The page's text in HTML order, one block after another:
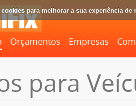
para melhorar a sua experiência de
Orçamentos Empresas
para